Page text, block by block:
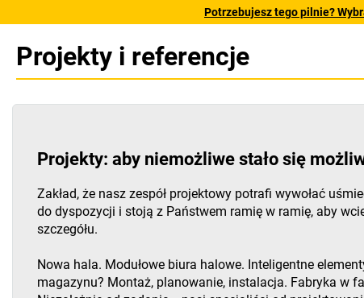
Potrzebujesz tego pilnie?
Projekty i referencje
Projekty: aby niemożliwe stało się
Zakład, że nasz zespół projektowy potrafi wywołać
do dyspozycji i stoją z Państwem ramię w ramię, aby
szczegółu.
Nowa hala. Modułowe biura halowe. Inteligentne
magazynu? Montaż, planowanie, instalacja. Fabryka w